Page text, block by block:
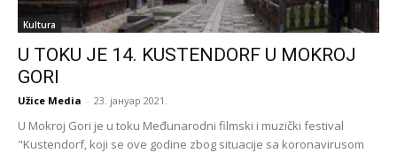
Kultura
U TOKU JE 14. KUSTENDORF U MOKROJ
GORI
Užice Media - 23. јануар 2021.
U Mokroj Gori je u toku Međunarodni filmski i muzički festival
"Kustendorf, koji se ove godine zbog situacije sa koronavirusom